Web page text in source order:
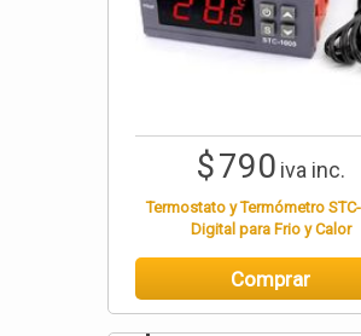
$790 iva inc.
Termostato y Termómetro
Digital para Frio y Calor
Comprar